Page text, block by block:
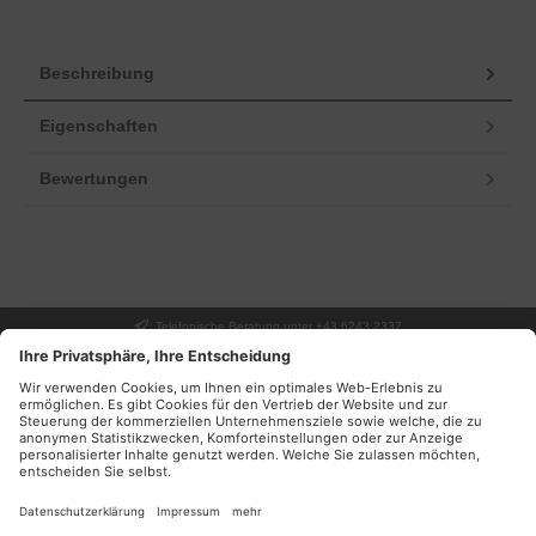
Beschreibung
Eigenschaften
Bewertungen
Telefonische Beratung unter +43 6243 2337
SERVICE
INFORMATIONEN
UNSER GESCHÄFT